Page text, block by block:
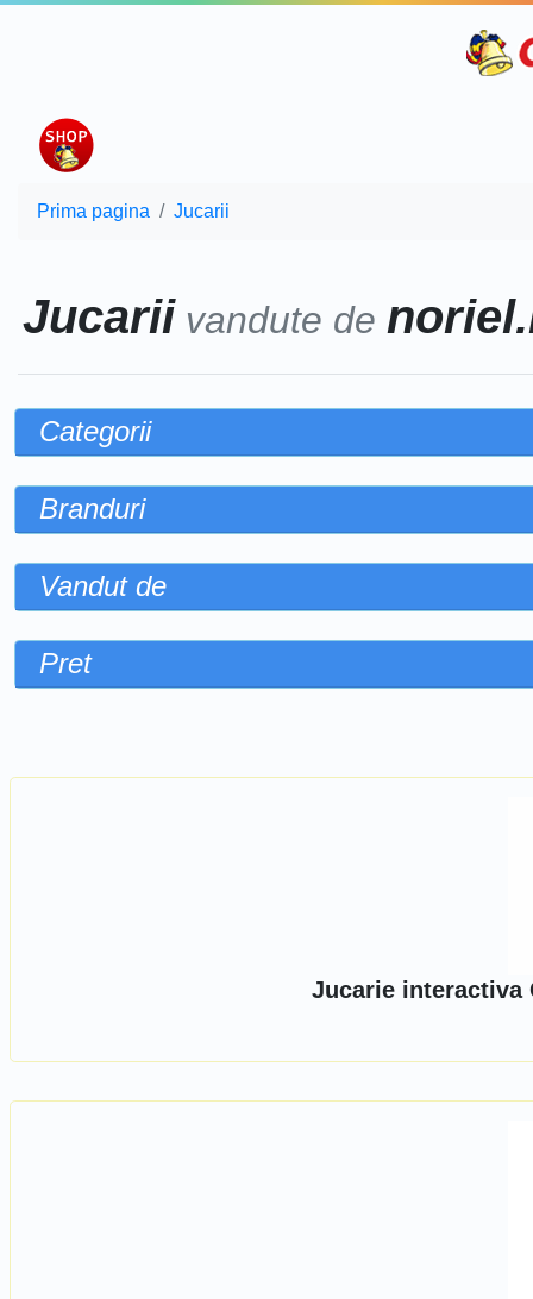
Prima pagina Jucarii
Jucariivandute de
Categorii
Branduri
Vandut de
Pret
Jucarie interactiva